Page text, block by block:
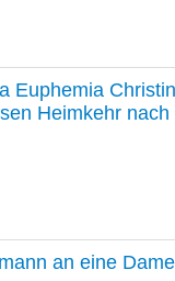
Euphemia
Heimkehr nach
an eine